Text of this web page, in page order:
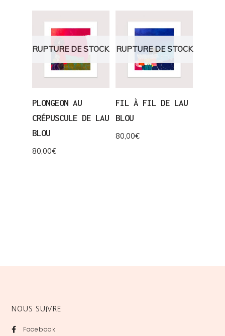
RUPTURE DE STOCK
PLONGEON AU
CRÉPUSCULE DE LAU
BLOU
80,00€
RUPTURE DE STOCK
FIL À FIL DE LAU
BLOU
80,00€
NOUS SUIVRE
Facebook